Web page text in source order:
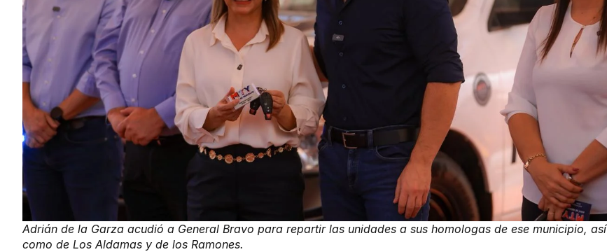
Adrián de la Garza acudió a General Bravo para repartir las unidades a sus homologas de ese municipio, así
como de Los Aldamas y de los Ramones.